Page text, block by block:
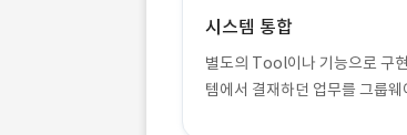
시스템 통합
별도의 Tool이나 기능으로 구
템에서 결재하던 업무를 그룹